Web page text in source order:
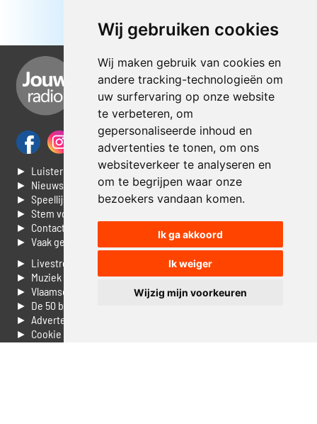
Wij gebruiken cookies
Wij maken gebruik van cookies en
andere tracking-technologieën om
uw surfervaring op onze website
te verbeteren, om
gepersonaliseerde inhoud en
advertenties te tonen, om ons
websiteverkeer te analyseren en
om te begrijpen waar onze
bezoekers vandaan komen.
Ik ga akkoord
Ik weiger
Wijzig mijn voorkeuren
► Luisteren naar Jouwradio
► Nieuws
► Speellijst
► Stem voor de Dag top 3
► Contacteer ons
► Vaak gestelde vragen
► Livestream informatie
► Muziek opzoeken
► Vlaamse 100 Aller tijden
► De 50 beste van...
► Adverteren op Jouwradio
► Cookie voorkeuren wijzigen